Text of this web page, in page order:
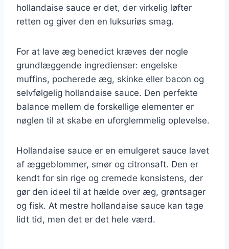
hollandaise sauce er det, der virkelig løfter
retten og giver den en luksuriøs smag.
For at lave æg benedict kræves der nogle
grundlæggende ingredienser: engelske
muffins, pocherede æg, skinke eller bacon og
selvfølgelig hollandaise sauce. Den perfekte
balance mellem de forskellige elementer er
nøglen til at skabe en uforglemmelig oplevelse.
Hollandaise sauce er en emulgeret sauce lavet
af æggeblommer, smør og citronsaft. Den er
kendt for sin rige og cremede konsistens, der
gør den ideel til at hælde over æg, grøntsager
og fisk. At mestre hollandaise sauce kan tage
lidt tid, men det er det hele værd.